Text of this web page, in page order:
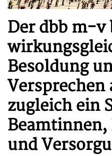
Der dbb m-v
Besoldung
Versprechen
zugleich ein
Beamtinnen,
und